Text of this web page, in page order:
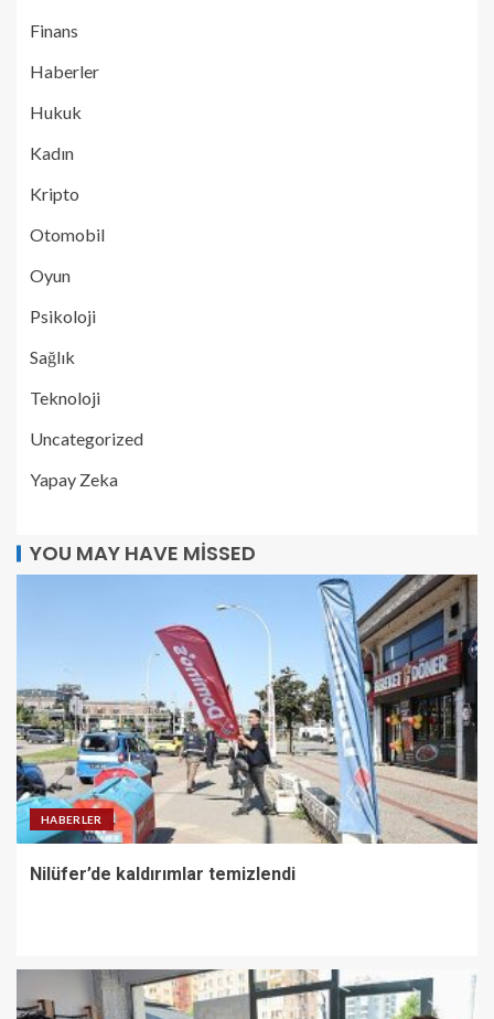
Finans
Haberler
Hukuk
Kadın
Kripto
Otomobil
Oyun
Psikoloji
Sağlık
Teknoloji
Uncategorized
Yapay Zeka
YOU MAY HAVE MISSED
HABERLER
Nilüfer’de kaldırımlar temizlendi